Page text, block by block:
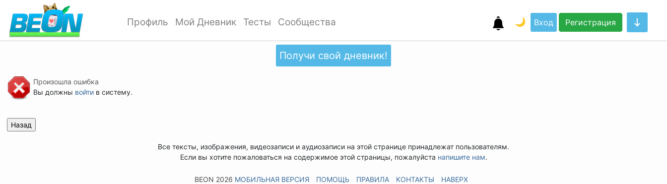
Профиль Мой Дневник Тесты Сообщества 🌙 Вход Регистрация
Получи свой дневник!
Произошла ошибка
Вы должны войтив систему.
Все тексты, изображения, видеозаписи и аудиозаписи на этой странице принадлежат пользователям.
Если вы хотите пожаловаться на содержимое этой страницы, пожалуйста напишите нам.
BEON 2026 МОБИЛЬНАЯ ВЕРСИЯ ПОМОЩЬ ПРАВИЛА КОНТАКТЫ НАВЕРХ